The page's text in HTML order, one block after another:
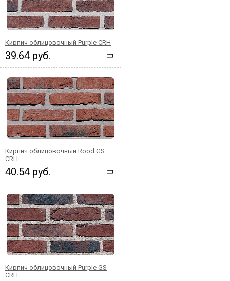
Кирпич облицовочный Purple CRH
39.64 руб.
Кирпич облицовочный Rood GS
CRH
40.54 руб.
Кирпич облицовочный Purple GS
CRH